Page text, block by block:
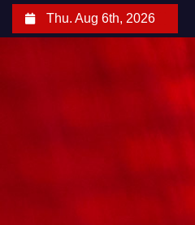
Thu. Aug 6th, 2026